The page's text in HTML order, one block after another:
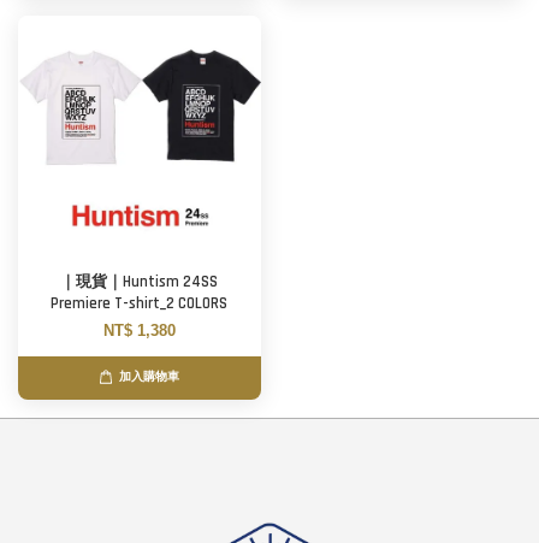
｜現貨｜Huntism 24SS
Premiere T-shirt_2 COLORS
NT$ 1,380
加入購物車